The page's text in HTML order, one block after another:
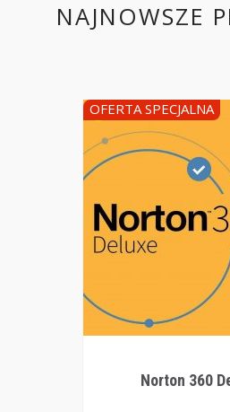
NAJNOWSZE
OFERTA SPECJALNA
Norton 360